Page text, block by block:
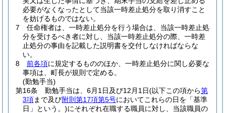
必要がなくなったとして当該一時差止処分を取り消すこと
を妨げるものではない。
7
任命権者は、一時差止処分を行う場合は、当該一時差止処
分を受けるべき者に対し、当該一時差止処分の際、一時差
止処分の事由を記載した説明書を交付しなければならな
い。
8
前各項に規定するもののほか、一時差止処分に関し必要な
事項は、町長が規則で定める。
(勤勉手当)
第16条
勤勉手当は、6月1日及び12月1日(以下この項から第
3項まで及び附則第17項第5号においてこれらの日を「基準
日」という。)にそれぞれ在職する職員に対し、当該職員の